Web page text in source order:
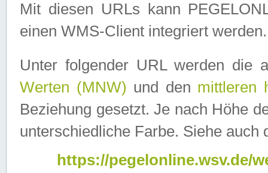
Mit diesen URLs kann
einen WMS-Client integriert werden.
Unter folgender URL werden die
Werten (MNW) und den mittleren
Beziehung gesetzt. Je nach Höhe
unterschiedliche Farbe. Siehe auch
https://pegelonline.wsv.de/